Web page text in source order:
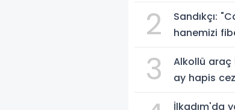
2
Sandıkçı:
hanemizi
3
Alkollü
ay hapis
İlkadım'da